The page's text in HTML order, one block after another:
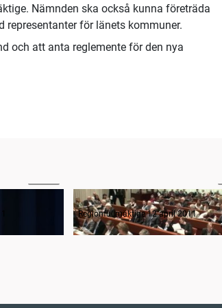
Nämnden ska också kunna företräda
för länets kommuner.
och att anta reglemente för den nya
Regionfullmäktige 12 april 2011